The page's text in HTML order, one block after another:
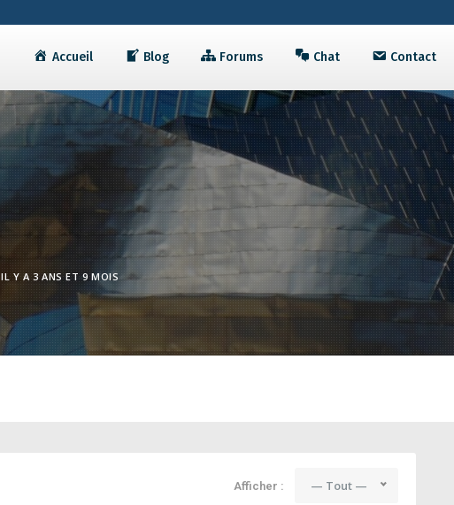
Accueil Blog Forums Chat Contact
IL Y A 3 ANS ET 9 MOIS
Afficher : — Tout —